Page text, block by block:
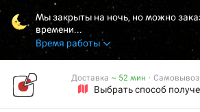
Мы закрыты на ночь, но можно
времени...
Время работы
Выбрать способ
Доставка ~ 52 мин · Самовывоз